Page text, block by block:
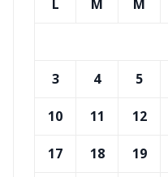
L M M
3 4 5
10 11 12
17 18 19